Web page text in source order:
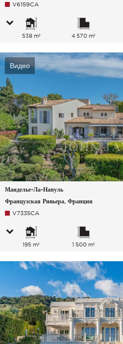
V6159CA
538 m² 4 570 m²
Видео
Манделье-Ла-Напуль
Французская Ривьера, Франция
V7335CA
195 m² 1 500 m²